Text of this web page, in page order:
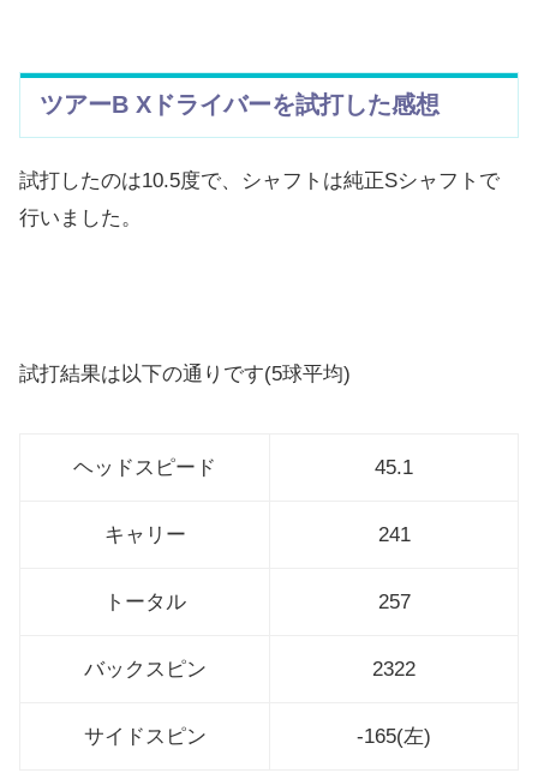
ツアーB Xドライバーを試打した感想
試打したのは10.5度で、シャフトは純正Sシャフトで
行いました。
試打結果は以下の通りです(5球平均)
ヘッドスピード 45.1
キャリー 241
トータル 257
バックスピン 2322
サイドスピン -165(左)